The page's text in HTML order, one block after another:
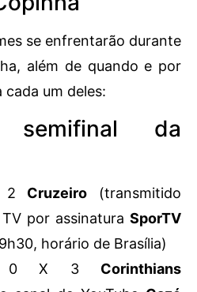
se enfrentarão durante
além de quando e por
cada um deles:
da
2 Cruzeiro (transmitido
por assinatura SporTV
horário de Brasília)
0 X 3 Corinthians